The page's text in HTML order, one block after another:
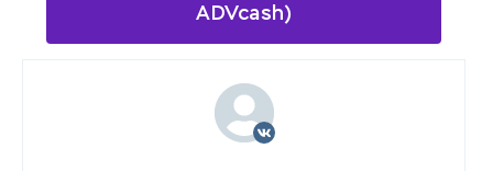
ADVcash)